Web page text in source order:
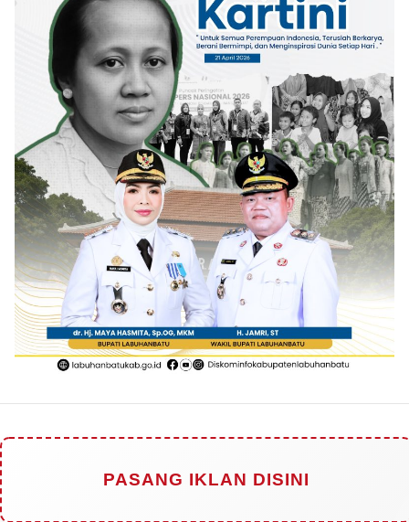
PASANG IKLAN DISINI